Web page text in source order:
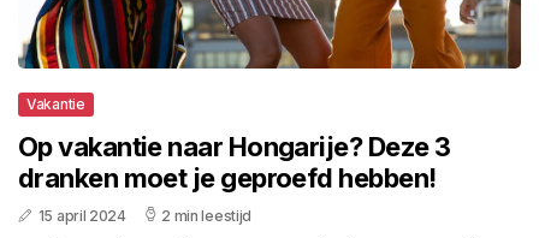
Vakantie
Op vakantie naar Hongarije? Deze 3
dranken moet je geproefd hebben!
15 april 2024 2 min leestijd